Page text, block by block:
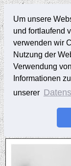
Um unsere
und fortlaufend
verwenden wir
Nutzung der
Verwendung
Informationen
unserer